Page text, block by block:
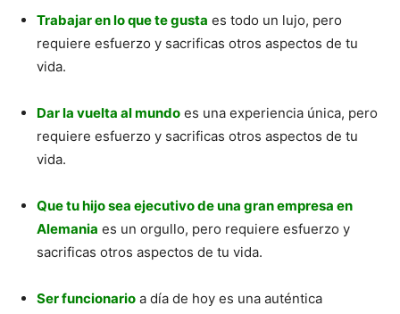
Trabajar en lo que te gusta es todo un lujo, pero
requiere esfuerzo y sacrificas otros aspectos de tu
vida.
Dar la vuelta al mundo es una experiencia única, pero
requiere esfuerzo y sacrificas otros aspectos de tu
vida.
Que tu hijo sea ejecutivo de una gran empresa en
Alemania es un orgullo, pero requiere esfuerzo y
sacrificas otros aspectos de tu vida.
Ser funcionario a día de hoy es una auténtica